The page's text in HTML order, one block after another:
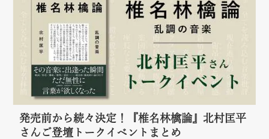
発売前から続々決定！『椎名林檎論』北村匡平
さんご登壇トークイベントまとめ